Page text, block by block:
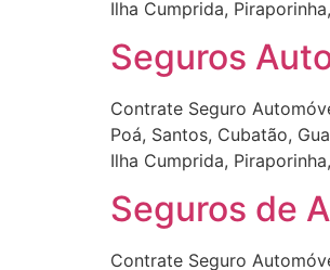
Ilha Cumprida,
Seguros
Contrate Seguro
Poá, Santos, Cubatão,
Ilha Cumprida,
Seguros de
Contrate Seguro